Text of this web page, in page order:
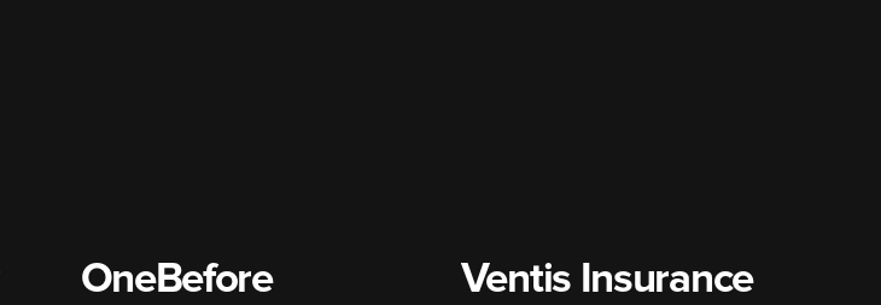
OneBefore Ventis Insurance